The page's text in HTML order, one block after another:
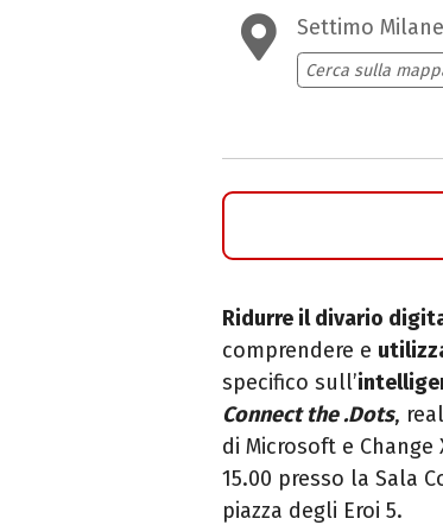
Settimo
Cerca sulla
Ridurre il divario
comprendere e
specifico sull’
Connect the .Dots,
di Microsoft e
15.00 presso la Sala
piazza degli Eroi 5.